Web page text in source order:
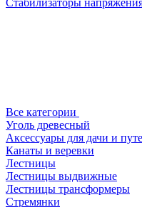
Стабилизаторы
Все категории
Уголь древесный
Аксессуары для дачи и
Канаты и веревки
Лестницы
Лестницы выдвижные
Лестницы трансформеры
Стремянки